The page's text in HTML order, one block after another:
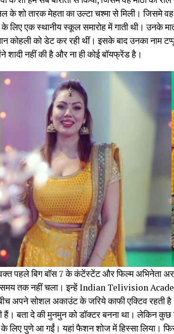
के शो तारक मेहता का उल्टा चश्मा से मिली। जिसमे
लिए एक स्थानीय स्कूल समारोह में गाती थी। उनके
कोहली को डेट कर रही थीं। इसके बाद उनका नाम
शादी नहीं की है और ना ही कोई बॉयफ्रेंड है।
पहले बिग बॉस 7 के कंटेंस्टेंट और फिल्म अभिनेता
समय तक नहीं चला। इन्हें Indian Telivision
बीच अपने सोशल अकाउंट के जरिये काफी एक्टिव रहती
हैं। बता दे की मुनमुन को डॉक्टर बनना था। लेकिन
लिए पुणे आ गईं। यहां फैशन शोज में हिस्सा लिया।